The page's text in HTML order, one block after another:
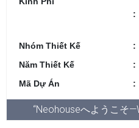
Nhóm Thiết Kế
Năm Thiết Kế
Mã Dự Án
“Neohouseへようこそ